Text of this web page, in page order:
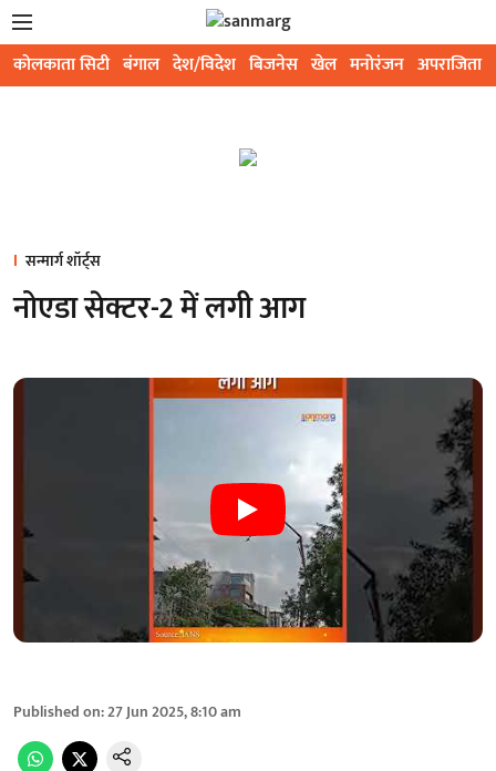
कोलकाता सिटी बंगाल देश/विदेश बिजनेस खेल मनोरंजन अपराजिता
सन्मार्ग शॉर्ट्स
नोएडा सेक्टर-2 में लगी आग
Published on:27 Jun 2025, 8:10 am